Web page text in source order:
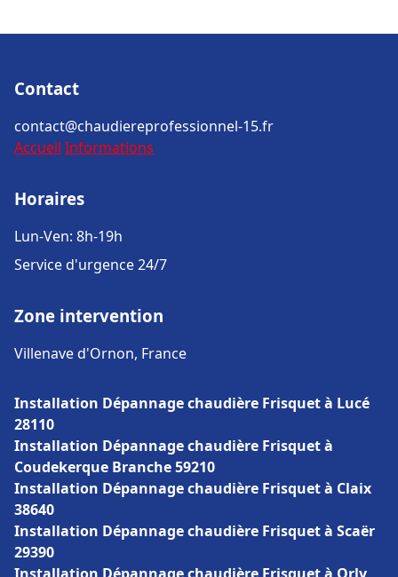
Contact
contact@chaudiereprofessionnel-15.fr
Accueil Informations
Horaires
Lun-Ven: 8h-19h
Service d'urgence 24/7
Zone intervention
Villenave d'Ornon, France
Installation Dépannage chaudière Frisquet à Lucé
28110
Installation Dépannage chaudière Frisquet à
Coudekerque Branche 59210
Installation Dépannage chaudière Frisquet à Claix
38640
Installation Dépannage chaudière Frisquet à Scaër
29390